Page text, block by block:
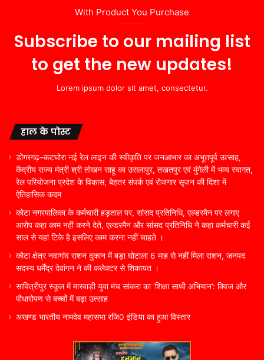
With Product You Purchase
Subscribe to our mailing list
to get the new updates!
Lorem ipsum dolor sit amet, consectetur.
हाल के पोस्ट
डोंगरगढ़–कटघोरा नई रेल लाइन की स्वीकृति पर जनआभार का अभूतपूर्व उत्साह,
केंद्रीय राज्य मंत्री श्री तोखन साहू का उसलापुर, तखतपुर एवं मुंगेली में भव्य स्वागत,
रेल परियोजना प्रदेश के विकास, बेहतर संपर्क एवं रोजगार सृजन की दिशा में
ऐतिहासिक कदम
कोटा नगरपालिका के कर्मचारी हड़ताल पर, सांसद प्रतिनिधि, एल्डरमैन पर लगाए
आरोप कहा काम नहीं करने देते, एल्डरमैन और सांसद प्रतिनिधि ने कहा कर्मचारी कई
साल से यहां टिके है इसलिए काम करना नहीं चाहते ।
कोटा क्षेत्र नवागांव राशन दुकान में बड़ा घोटाला 6 माह से नहीं मिला राशन, जनपद
सदस्य धर्मेंद्र देवांगन ने की कलेक्टर से शिकायत ।
सावित्रीपुर स्कूल में मारवाड़ी युवा मंच सांकरा का ‘शिक्षा साथी अभियान’: क्विज और
पौधारोपण से बच्चों में बढ़ा उत्साह
अखण्ड भारतीय नामदेव महासभा रजि0 इंडिया का हुआ विस्तार